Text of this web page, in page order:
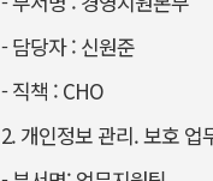
- 담당자 : 신원준
- 직책 : CHO
2. 개인정보 관리. 보호 업